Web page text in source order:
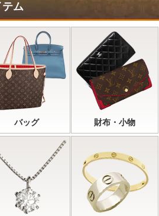
テム
バッグ 財布・小物